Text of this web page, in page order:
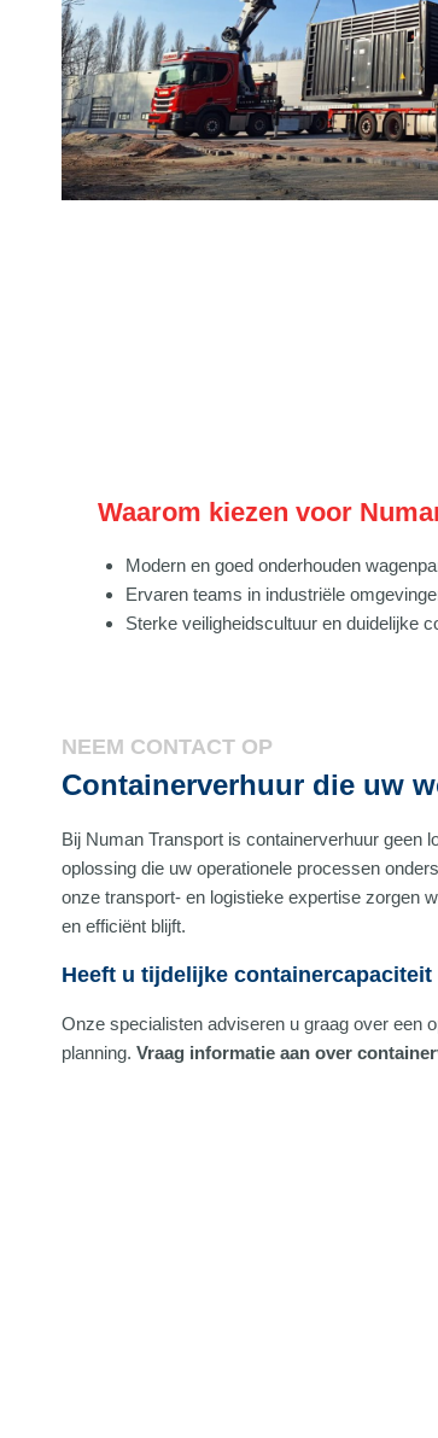
Waarom kiezen voor
Modern en goed onderhouden
Ervaren teams in industriële
Sterke veiligheidscultuur en duidelijke
NEEM CONTACT OP
Containerverhuur die uw
Bij Numan Transport is containerverhuur geen
oplossing die uw operationele processen
onze transport- en logistieke expertise zorgen
en efficiënt blijft.
Heeft u tijdelijke
Onze specialisten adviseren u graag over een
planning. Vraag informatie aan over